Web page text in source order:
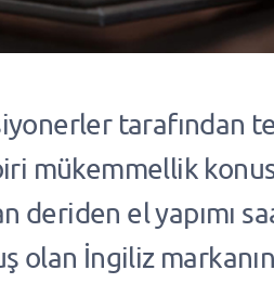
tarafından
mükemmellik
deriden el yapımı
olan İngiliz